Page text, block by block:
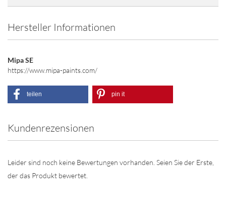
Hersteller Informationen
Mipa SE
https://www.mipa-paints.com/
teilen pin it
Kundenrezensionen
Leider sind noch keine Bewertungen vorhanden. Seien Sie der Erste,
der das Produkt bewertet.